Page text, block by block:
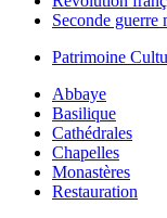
Seconde guerre
Patrimoine
Abbaye
Basilique
Cathédrales
Chapelles
Monastères
Restauration